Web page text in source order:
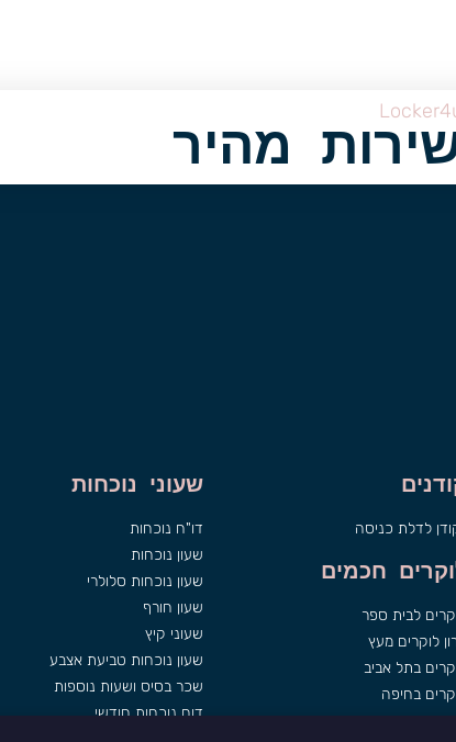
מהיר
לדלת כניסה
חכמים
לבית ספר
לוקרים מעץ
בתל אביב
בחיפה
שעוני נוכחות
דו"ח נוכחות
שעון נוכחות
שעון נוכחות סלולרי
שעון חורף
שעוני קיץ
שעון נוכחות טביעת אצבע
שכר בסיס ושעות נוספות
דוח נוכחות חודשי